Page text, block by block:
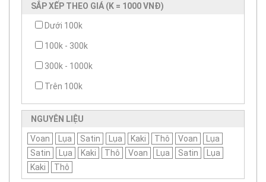
SẮP XẾP THEO GIÁ (K = 1000 VNĐ)
Dưới 100k
100k - 300k
300k - 1000k
Trên 100k
NGUYÊN LIỆU
Voan Lụa Satin Lụa Kaki Thô Voan
Lụa
Satin
Lụa Kaki Thô Voan Lụa Satin
Lụa
Kaki
Thô